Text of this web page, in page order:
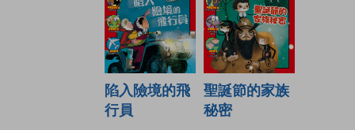
陷入險境的飛
行員
聖誕節的家族
秘密